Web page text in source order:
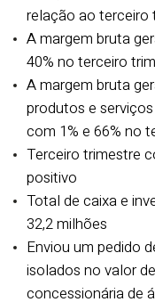
relação ao terceiro
A margem bruta
40% no terceiro
A margem bruta
produtos e
com 1% e 66% no
Terceiro trimestre
positivo
Total de caixa e
32,2 milhões
Enviou um pedido
isolados no valor
concessionária de